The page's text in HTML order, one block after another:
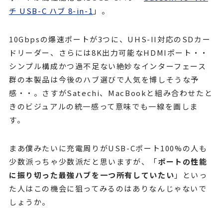
チ USB-C ハブ 8-in-1 」。
10Gbpsの爆速ポートが3つに、UHS-II対応のSDカー
ドリーダー、さらには8K出力可能なHDMIポート・・
シンプル構成かつ過不足ない絶妙なインターフェース
群の本製品は今後のハブ選びで人気を博しそうな予
感・・。さすがSatechi、MacBookと組み合わせたと
きのビジュアルの統一感って意味でも一線を画しま
す。
まあ僕みたいに充電周りがUSB-Cポート100%の人も
少数派っちゃ少数派だと思いますが、「ポートの性能
に振り切った最強ハブを一つ所有していたい 」といっ
た人はこの機会に狙ってみるのはありなんじゃないで
しょうか。